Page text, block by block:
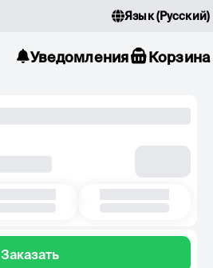
Язык(Русский)
Уведомления Корзина
Заказать